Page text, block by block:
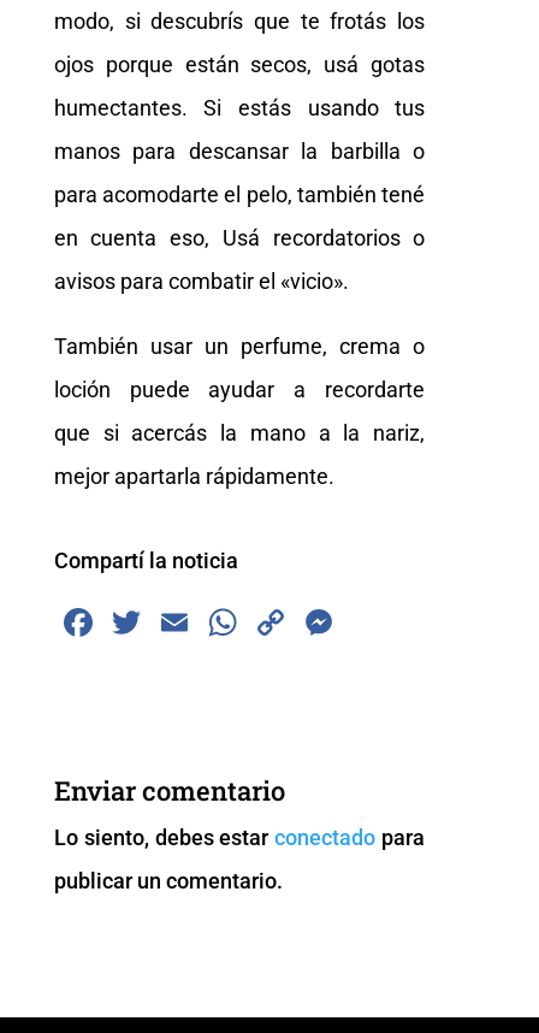
modo, si descubrís que te frotás los
ojos porque están secos, usá gotas
humectantes. Si estás usando tus
manos para descansar la barbilla o
para acomodarte el pelo, también tené
en cuenta eso, Usá recordatorios o
avisos para combatir el «vicio».
También usar un perfume, crema o
loción puede ayudar a recordarte
que si acercás la mano a la nariz,
mejor apartarla rápidamente.
Compartí la noticia
F
b
o
o
k
T
E
W
A
p
p
C
k
er
Enviar comentario
Lo siento, debes estarconectado para
publicar un comentario.